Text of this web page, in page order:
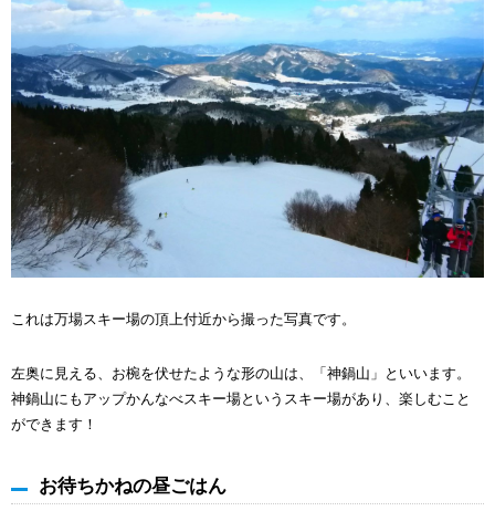
これは万場スキー場の頂上付近から撮った写真です。
左奥に見える、お椀を伏せたような形の山は、「神鍋山」といいます。
神鍋山にもアップかんなべスキー場というスキー場があり、楽しむこと
ができます！
お待ちかねの昼ごはん